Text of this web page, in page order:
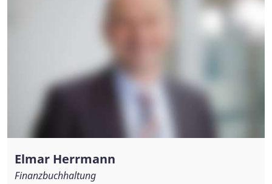
Elmar Herrmann
Finanzbuchhaltung